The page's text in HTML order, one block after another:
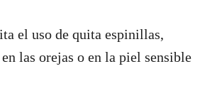
el uso de quita espinillas,
las orejas o en la piel sensible